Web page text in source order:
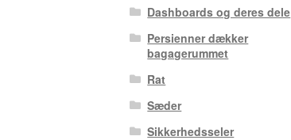
Dashboards og deres dele
Persienner dækker
bagagerummet
Rat
Sæder
Sikkerhedsseler